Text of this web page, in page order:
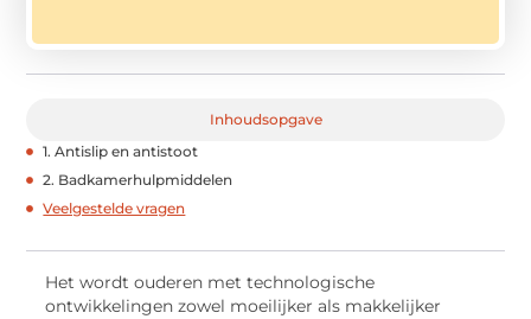
Inhoudsopgave
1. Antislip en antistoot
2. Badkamerhulpmiddelen
Veelgestelde vragen
Het wordt ouderen met technologische
ontwikkelingen zowel moeilijker als makkelijker